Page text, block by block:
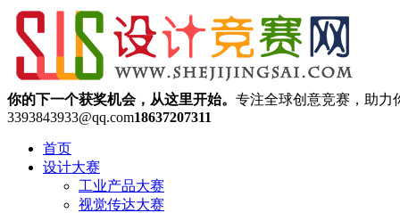
你的下一个获奖机会，从这里开始。 专注全球创意竞赛，助力
3393843933@qq.com18637207311
首页
设计大赛
工业产品大赛
视觉传达大赛